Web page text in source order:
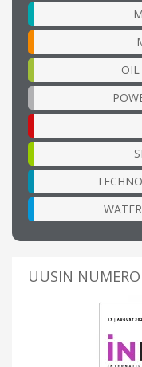
OIL
UUSIN NUMERO